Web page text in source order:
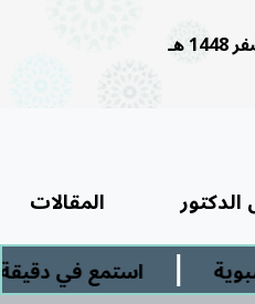
المقالات
| استمع في